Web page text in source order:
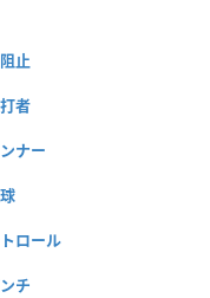
止
者
ナー
ロール
チ